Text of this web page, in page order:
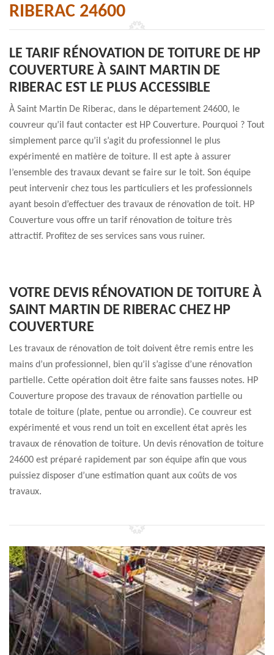
RIBERAC 24600
LE TARIF RÉNOVATION DE TOITURE DE HP
COUVERTURE À SAINT MARTIN DE
RIBERAC EST LE PLUS ACCESSIBLE
À Saint Martin De Riberac, dans le département 24600, le
couvreur qu’il faut contacter est HP Couverture. Pourquoi ? Tout
simplement parce qu’il s’agit du professionnel le plus
expérimenté en matière de toiture. Il est apte à assurer
l’ensemble des travaux devant se faire sur le toit. Son équipe
peut intervenir chez tous les particuliers et les professionnels
ayant besoin d’effectuer des travaux de rénovation de toit. HP
Couverture vous offre un tarif rénovation de toiture très
attractif. Profitez de ses services sans vous ruiner.
VOTRE DEVIS RÉNOVATION DE TOITURE À
SAINT MARTIN DE RIBERAC CHEZ HP
COUVERTURE
Les travaux de rénovation de toit doivent être remis entre les
mains d’un professionnel, bien qu’il s’agisse d’une rénovation
partielle. Cette opération doit être faite sans fausses notes. HP
Couverture propose des travaux de rénovation partielle ou
totale de toiture (plate, pentue ou arrondie). Ce couvreur est
expérimenté et vous rend un toit en excellent état après les
travaux de rénovation de toiture. Un devis rénovation de toiture
24600 est préparé rapidement par son équipe afin que vous
puissiez disposer d’une estimation quant aux coûts de vos
travaux.